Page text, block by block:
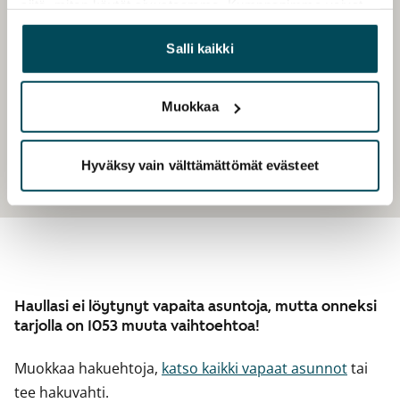
yhdistää näitä tietoja muihin tietoihin, joita olet antanut
heille tai joita on kerätty, kun olet käyttänyt heidän
palvelujaan.
Salli kaikki
Muokkaa
Hyväksy vain välttämättömät evästeet
Haullasi ei löytynyt vapaita asuntoja, mutta onneksi
tarjolla on 1053 muuta vaihtoehtoa!
Muokkaa hakuehtoja, katso kaikki vapaat asunnottai
tee hakuvahti.